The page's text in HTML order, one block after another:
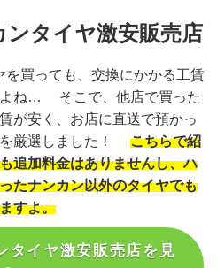
ンタイヤ激安販売店
買っても、交換にかかる工賃
よね… そこで、他店で買った
が安く、お店に直送で預かっ
を厳選しました！ こちらで紹
追加料金はありませんし、ハ
たナンカン以外のタイヤでも
すよ。
タイヤ激安販売店を見